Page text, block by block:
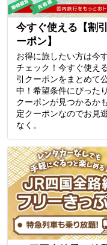
今すぐ使える【割
ーポン】
お得に旅したい方は今
チェック！今すぐ使え
引クーポンをまとめて
中！希望条件にぴった
クーポンが見つかるか
定クーポンなのでお見
なく。